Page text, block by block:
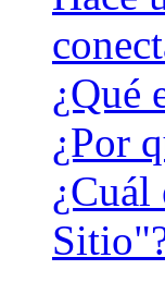
¿Qué
¿Por